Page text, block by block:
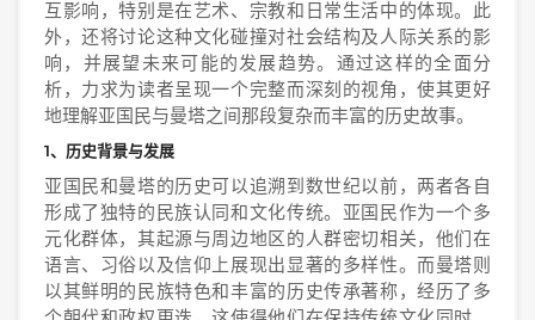
互影响，特别是在艺术、宗教和日常生活中的体现。此
外，还将讨论这种文化碰撞对社会结构及人际关系的影
响，并展望未来可能的发展趋势。通过这样的全面分
析，力求为读者呈现一个完整而深刻的视角，使其更好
地理解亚国民与曼塔之间那段复杂而丰富的历史故事。
1、历史背景与发展
亚国民和曼塔的历史可以追溯到数世纪以前，两者各自
形成了独特的民族认同和文化传统。亚国民作为一个多
元化群体，其起源与周边地区的人群密切相关，他们在
语言、习俗以及信仰上展现出显著的多样性。而曼塔则
以其鲜明的民族特色和丰富的历史传承著称，经历了多